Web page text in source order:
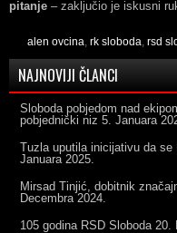
pitanje – zaključio je iskusni
alen ovcina, rk sloboda, rsd
NAJNOVIJI ČLANCI
Sloboda pobjedom nad
pobjednički niz 5. Januara
Tuzla uputila inicijativu da se
Januara 2025.
Mirsad Tinjić, dobitnik
Decembra 2024.
105 godina RSD Sloboda 20.